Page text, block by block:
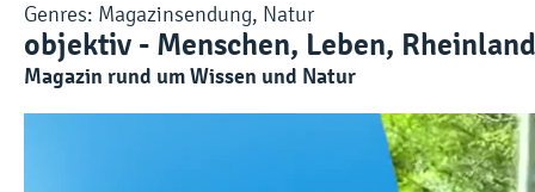
Genres: Magazinsendung, Natur
objektiv - Menschen, Leben,
Magazin rund um Wissen und Natur